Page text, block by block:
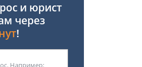
и юрист
через
!